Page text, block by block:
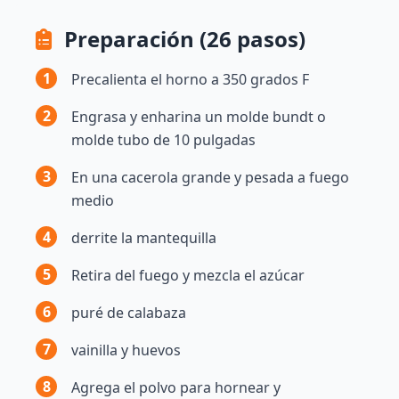
Preparación (26 pasos)
1
Precalienta el horno a 350 grados F
2
Engrasa y enharina un molde bundt o
molde tubo de 10 pulgadas
3
En una cacerola grande y pesada a fuego
medio
4
derrite la mantequilla
5
Retira del fuego y mezcla el azúcar
6
puré de calabaza
7
vainilla y huevos
8
Agrega el polvo para hornear y